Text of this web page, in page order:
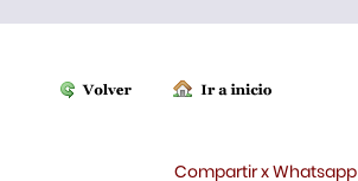
Compartir x Whatsapp